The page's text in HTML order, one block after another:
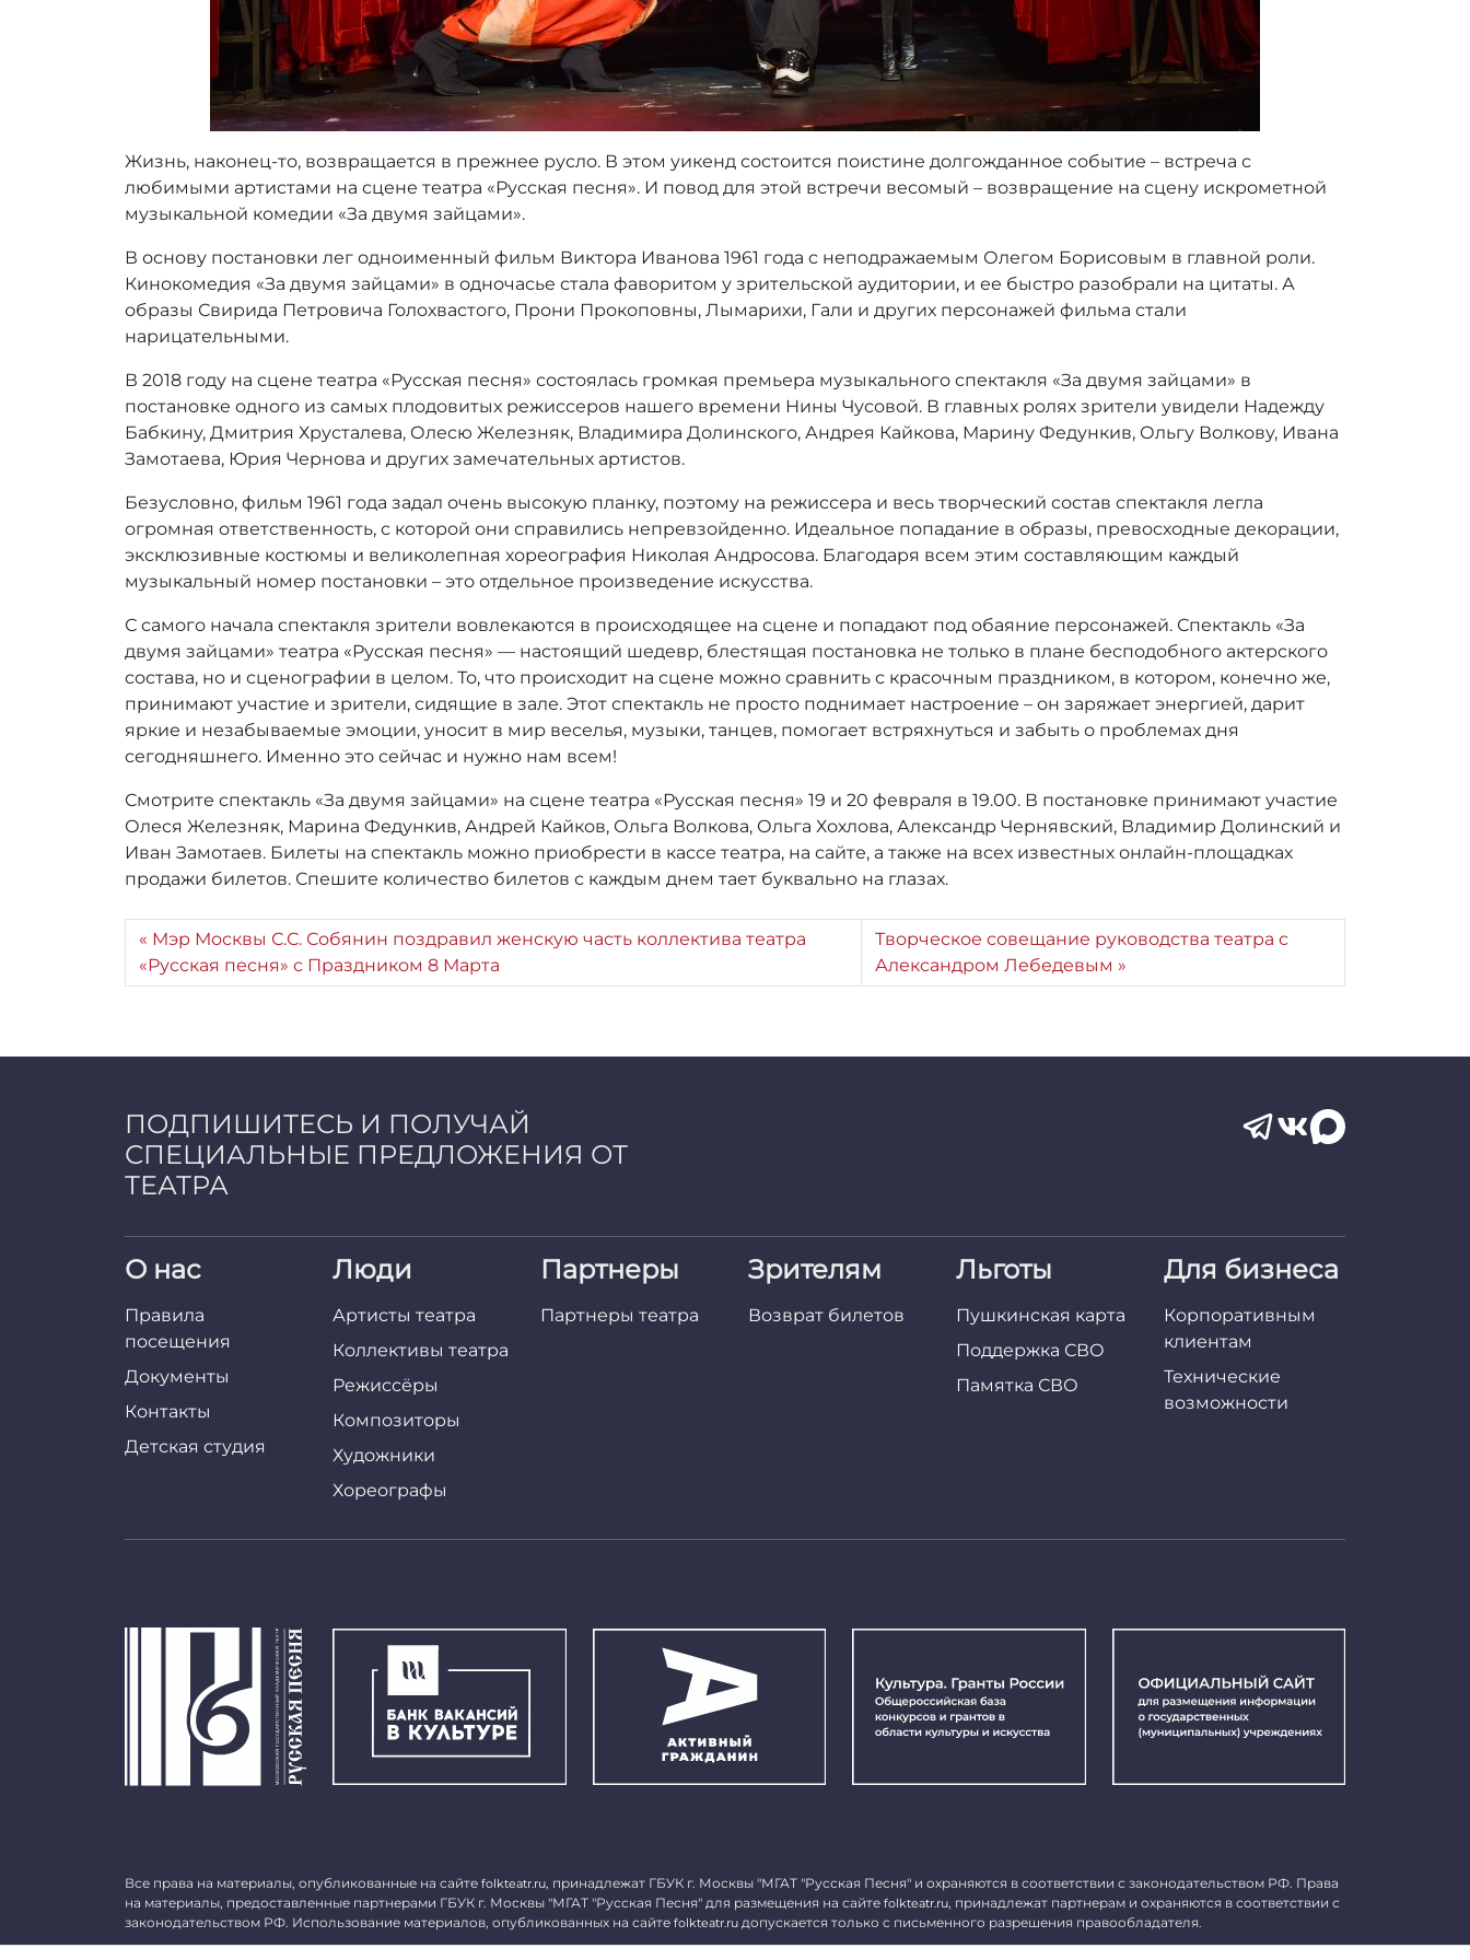
Жизнь, наконец-то, возвращается в прежнее русло. В этом уикенд состоится поистине долгожданное событие – встреча с
любимыми артистами на сцене театра «Русская песня». И повод для этой встречи весомый – возвращение на сцену искрометной
музыкальной комедии «За двумя зайцами».
В основу постановки лег одноименный фильм Виктора Иванова 1961 года с неподражаемым Олегом Борисовым в главной роли.
Кинокомедия «За двумя зайцами» в одночасье стала фаворитом у зрительской аудитории, и ее быстро разобрали на цитаты. А
образы Свирида Петровича Голохвастого, Прони Прокоповны, Лымарихи, Гали и других персонажей фильма стали
нарицательными.
В 2018 году на сцене театра «Русская песня» состоялась громкая премьера музыкального спектакля «За двумя зайцами» в
постановке одного из самых плодовитых режиссеров нашего времени Нины Чусовой. В главных ролях зрители увидели Надежду
Бабкину, Дмитрия Хрусталева, Олесю Железняк, Владимира Долинского, Андрея Кайкова, Марину Федункив, Ольгу Волкову, Ивана
Замотаева, Юрия Чернова и других замечательных артистов.
Безусловно, фильм 1961 года задал очень высокую планку, поэтому на режиссера и весь творческий состав спектакля легла
огромная ответственность, с которой они справились непревзойденно. Идеальное попадание в образы, превосходные декорации,
эксклюзивные костюмы и великолепная хореография Николая Андросова. Благодаря всем этим составляющим каждый
музыкальный номер постановки – это отдельное произведение искусства.
С самого начала спектакля зрители вовлекаются в происходящее на сцене и попадают под обаяние персонажей. Спектакль «За
двумя зайцами» театра «Русская песня» — настоящий шедевр, блестящая постановка не только в плане бесподобного актерского
состава, но и сценографии в целом. То, что происходит на сцене можно сравнить с красочным праздником, в котором, конечно же,
принимают участие и зрители, сидящие в зале. Этот спектакль не просто поднимает настроение – он заряжает энергией, дарит
яркие и незабываемые эмоции, уносит в мир веселья, музыки, танцев, помогает встряхнуться и забыть о проблемах дня
сегодняшнего. Именно это сейчас и нужно нам всем!
Смотрите спектакль «За двумя зайцами» на сцене театра «Русская песня» 19 и 20 февраля в 19.00. В постановке принимают участие
Олеся Железняк, Марина Федункив, Андрей Кайков, Ольга Волкова, Ольга Хохлова, Александр Чернявский, Владимир Долинский и
Иван Замотаев. Билеты на спектакль можно приобрести в кассе театра, на сайте, а также на всех известных онлайн-площадках
продажи билетов. Спешите количество билетов с каждым днем тает буквально на глазах.
Мэр Москвы С.С. Собянин поздравил женскую часть коллектива театра
«Русская песня» с Праздником 8 Марта
Творческое совещание руководства театра с
Александром Лебедевым
ПОДПИШИТЕСЬ И ПОЛУЧАЙ
СПЕЦИАЛЬНЫЕ ПРЕДЛОЖЕНИЯ ОТ
ТЕАТРА
О нас
Правила
посещения
Документы
Контакты
Детская студия
Люди
Артисты театра
Коллективы театра
Режиссёры
Композиторы
Художники
Хореографы
Партнеры
Партнеры театра
Зрителям
Возврат билетов
Льготы
Пушкинская карта
Поддержка СВО
Памятка СВО
Для бизнеса
Корпоративным
клиентам
Технические
возможности
Все права на материалы, опубликованные на сайте folkteatr.ru, принадлежат ГБУК г. Москвы "МГАТ "Русская Песня" и охраняются в соответствии с законодательством РФ. Права
на материалы, предоставленные партнерами ГБУК г. Москвы "МГАТ "Русская Песня" для размещения на сайте folkteatr.ru, принадлежат партнерам и охраняются в соответствии с
законодательством РФ. Использование материалов, опубликованных на сайте folkteatr.ru допускается только с письменного разрешения правообладателя.